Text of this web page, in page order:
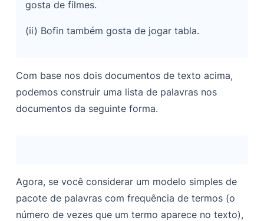
gosta de filmes.
(ii) Bofin também gosta de jogar tabla.
Com base nos dois documentos de texto acima,
podemos construir uma lista de palavras nos
documentos da seguinte forma.
Agora, se você considerar um modelo simples de
pacote de palavras com frequência de termos (o
número de vezes que um termo aparece no texto),